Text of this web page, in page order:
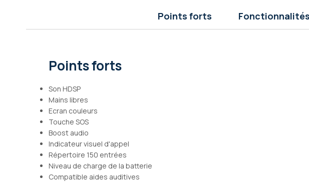
Points forts Fonctionnalités
Points forts
Son HDSP
Mains libres
Ecran couleurs
Touche SOS
Boost audio
Indicateur visuel d'appel
Répertoire 150 entrées
Niveau de charge de la batterie
Compatible aides auditives